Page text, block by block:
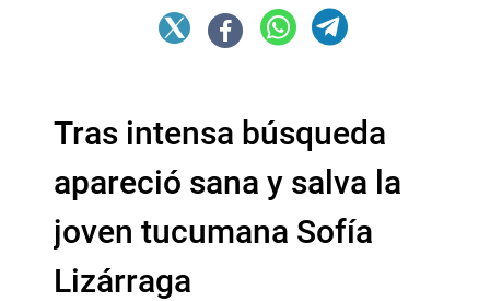
Tras intensa búsqueda
apareció sana y salva la
joven tucumana Sofía
Lizárraga